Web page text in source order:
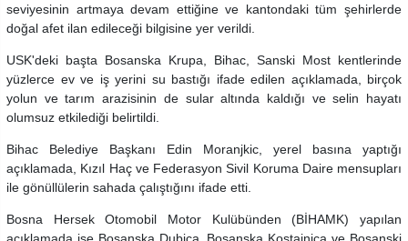
seviyesinin artmaya devam ettiğine ve kantondaki tüm şehirlerde
doğal afet ilan edileceği bilgisine yer verildi.
USK'deki başta Bosanska Krupa, Bihac, Sanski Most kentlerinde
yüzlerce ev ve iş yerini su bastığı ifade edilen açıklamada, birçok
yolun ve tarım arazisinin de sular altında kaldığı ve selin hayatı
olumsuz etkilediği belirtildi.
Bihac Belediye Başkanı Edin Moranjkic, yerel basına yaptığı
açıklamada, Kızıl Haç ve Federasyon Sivil Koruma Daire mensupları
ile gönüllülerin sahada çalıştığını ifade etti.
Bosna Hersek Otomobil Motor Kulübünden (BİHAMK) yapılan
açıklamada ise Bosanska Dubica, Bosanska Kostajnica ve Bosanski